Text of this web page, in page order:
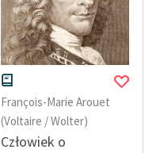
François-Marie Arouet
(Voltaire / Wolter)
Człowiek o